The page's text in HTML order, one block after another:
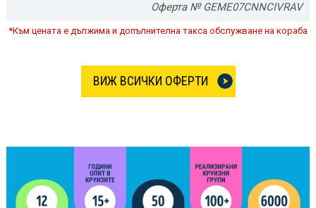
Оферта № GEME07CNNCIVRAV
*Към цената е дължима и допълнителна такса обслужване на кораба
ВИЖ ВСИЧКИ ОФЕРТИ